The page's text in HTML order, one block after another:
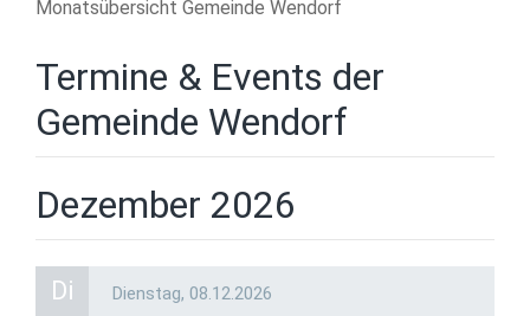
Monatsübersicht Gemeinde Wendorf
Termine & Events der
Gemeinde Wendorf
Dezember 2026
Di Dienstag, 08.12.2026